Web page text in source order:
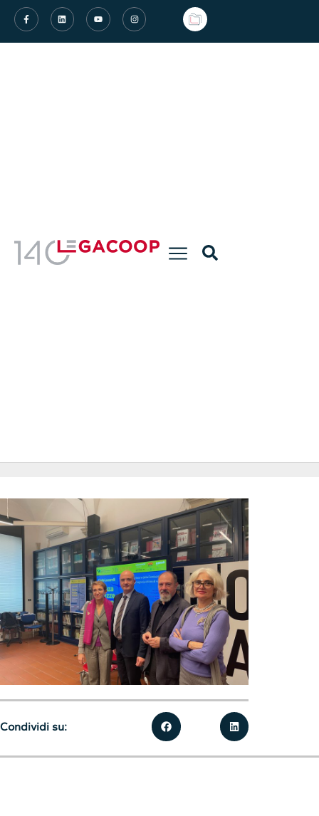
Condividi su: